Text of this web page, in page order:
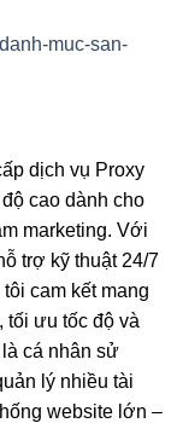
muc-san-
dịch vụ Proxy
cao dành cho
marketing. Với
trợ kỹ thuật 24/7
cam kết mang
tối ưu tốc độ và
cá nhân sử
lý nhiều tài
website lớn –